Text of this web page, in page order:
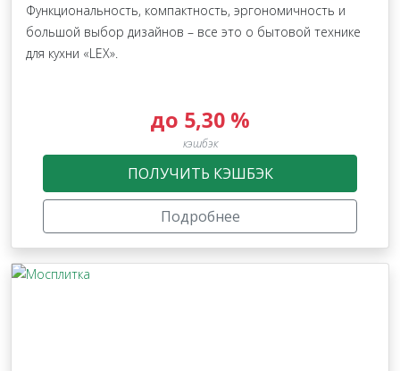
Функциональность, компактность, эргономичность и
большой выбор дизайнов – все это о бытовой технике
для кухни «LEX».
до 5,30 %
кэшбэк
ПОЛУЧИТЬ КЭШБЭК
Подробнее